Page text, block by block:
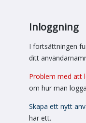
Inloggning
I fortsättningen
ditt
Problem med att
om hur man
Skapa ett nytt
har ett.